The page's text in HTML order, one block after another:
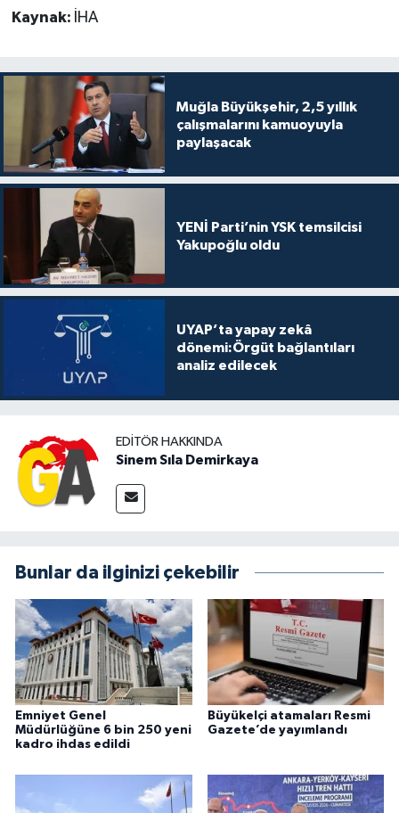
Kaynak: İHA
Muğla Büyükşehir, 2,5 yıllık
çalışmalarını kamuoyuyla
paylaşacak
YENİ Parti’nin YSK temsilcisi
Yakupoğlu oldu
UYAP’ta yapay zekâ
dönemi:Örgüt bağlantıları
analiz edilecek
EDITÖR HAKKINDA
Sinem Sıla Demirkaya
Bunlar da ilginizi çekebilir
Emniyet Genel
Müdürlüğüne 6 bin 250 yeni
kadro ihdas edildi
Büyükelçi atamaları Resmi
Gazete’de yayımlandı